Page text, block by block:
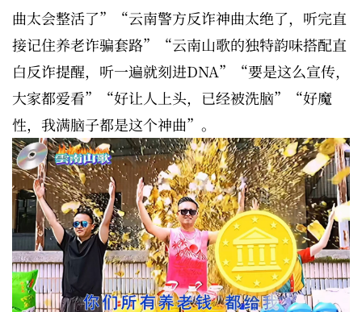
曲太会整活了”“云南警方反诈神曲太绝了，听完直
接记住养老诈骗套路”“云南山歌的独特韵味搭配直
白反诈提醒，听一遍就刻进DNA”“要是这么宣传，
大家都爱看”“好让人上头，已经被洗脑”“好魔
性，我满脑子都是这个神曲”。